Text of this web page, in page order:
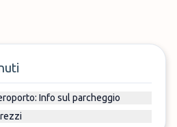
Info sul parcheggio